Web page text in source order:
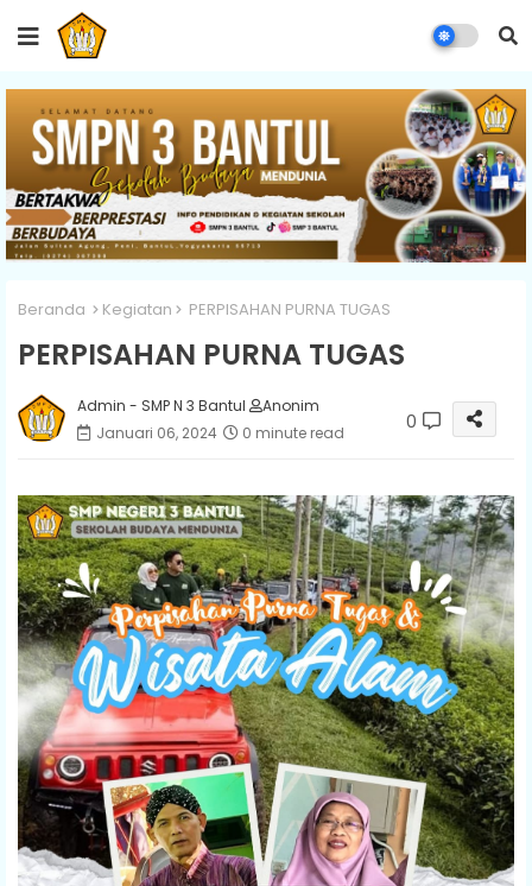
Beranda Kegiatan PERPISAHAN PURNA TUGAS
PERPISAHAN PURNA TUGAS
Admin - SMP N 3 Bantul
Anonim
Januari 06, 2024
0 minute read 0